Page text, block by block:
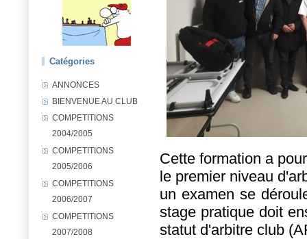
Catégories
ANNONCES
BIENVENUE AU CLUB
COMPETITIONS
2004/2005
COMPETITIONS
2005/2006
COMPETITIONS
2006/2007
COMPETITIONS
2007/2008
Cette formation a
le premier niveau
un examen se
stage pratique doit
statut d'arbitre club